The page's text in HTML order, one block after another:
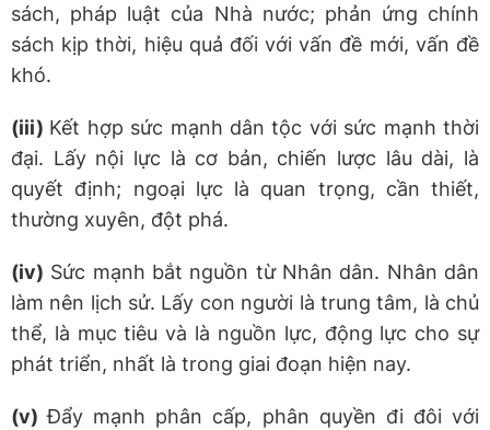
sách, pháp luật của Nhà nước; phản ứng chính
sách kịp thời, hiệu quả đối với vấn đề mới, vấn đề
khó.
(iii) Kết hợp sức mạnh dân tộc với sức mạnh thời
đại. Lấy nội lực là cơ bản, chiến lược lâu dài, là
quyết định; ngoại lực là quan trọng, cần thiết,
thường xuyên, đột phá.
(iv) Sức mạnh bắt nguồn từ Nhân dân. Nhân dân
làm nên lịch sử. Lấy con người là trung tâm, là chủ
thể, là mục tiêu và là nguồn lực, động lực cho sự
phát triển, nhất là trong giai đoạn hiện nay.
(v)Đẩy mạnh phân cấp, phân quyền đi đôi với